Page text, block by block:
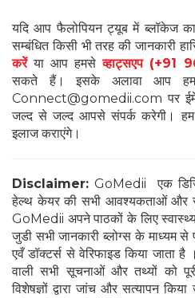
यदि आप फैलोपियन ट्यूब में ब्लॉकेज
सम्बंधित किसी भी तरह की जानकारी
करेंया आप हमसेव्हाट्सएप(+91
सकते हैं। इसके अलावा आप
Connect@gomedii.com पर
जल्द से जल्द आपसे संपर्क करेगी।
इलाज कराएंगे।
Disclaimer: GoMedii एक
हेल्थ केयर की सभी आवश्यकताओं और
GoMedii अपने पाठकों के लिए
जुडी सभी जानकारी ब्लोग्स के माध्यम
एवँ डॉक्टर्स से वेरिफाइड किया जाता
वाली सभी सूचनाओं और तथ्यों को
विशेषज्ञों द्वारा जांच और सत्यापन